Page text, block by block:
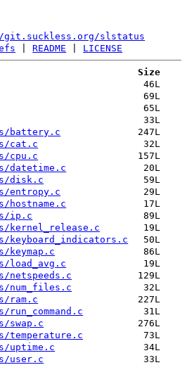
slstatus
|README LICENSE
Size
46L
69L
65L
33L
battery.c
247L
cat.c
32L
cpu.c
157L
datetime.c
20L
disk.c
59L
entropy.c
29L
hostname.c
17L
ip.c
89L
kernel_release.c
19L
keyboard_indicators.c
50L
keymap.c
86L
load_avg.c
19L
netspeeds.c
129L
num_files.c
32L
ram.c
227L
run_command.c
31L
swap.c
276L
temperature.c
73L
uptime.c
34L
user.c
33L